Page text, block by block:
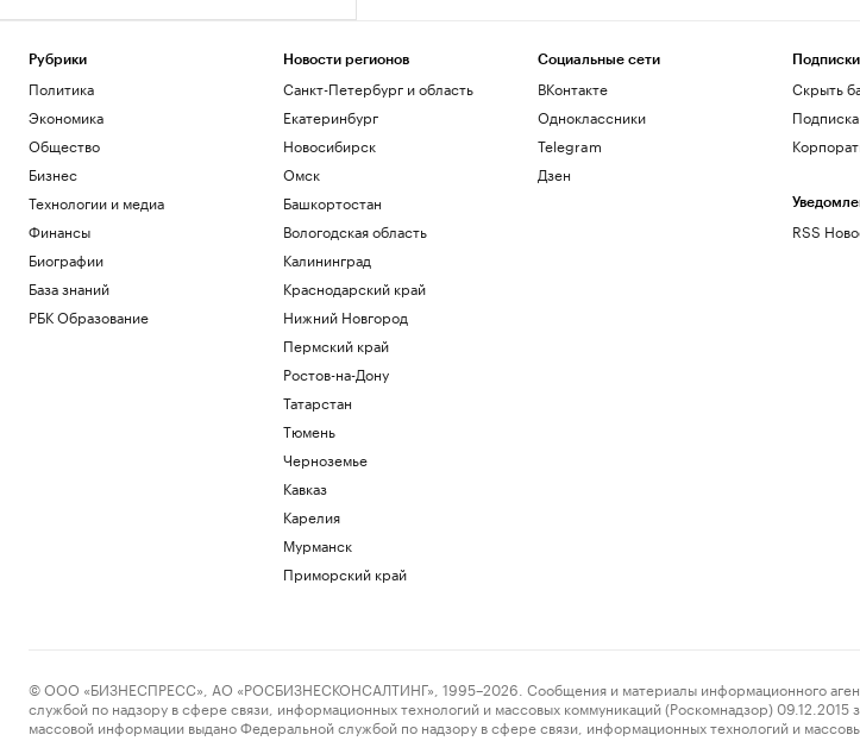
Рубрики
Политика
Экономика
Общество
Бизнес
Технологии и медиа
Финансы
Биографии
База знаний
РБК Образование
Новости регионов
Санкт-Петербург и область
Екатеринбург
Новосибирск
Омск
Башкортостан
Вологодская область
Калининград
Краснодарский край
Нижний Новгород
Пермский край
Ростов-на-Дону
Татарстан
Тюмень
Черноземье
Кавказ
Карелия
Мурманск
Приморский край
Социальные сети
ВКонтакте
Одноклассники
Telegram
Дзен
Подписки
Скрыть
RSS
© ООО «БИЗНЕСПРЕСС», АО «РОСБИЗНЕСКОНСАЛТИНГ», 1995–2026. Сообщения и материалы информационного
службой по надзору в сфере связи, информационных технологий и массовых коммуникаций (Роскомнадзор)
массовой информации выдано Федеральной службой по надзору в сфере связи, информационных технологий и